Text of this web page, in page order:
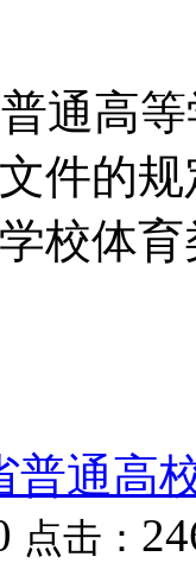
通高
件的
校体
普通高
点击：